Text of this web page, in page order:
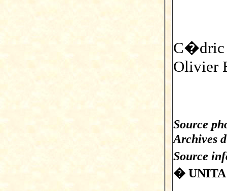
C�dric
Olivier
Source
Archives
Source
�